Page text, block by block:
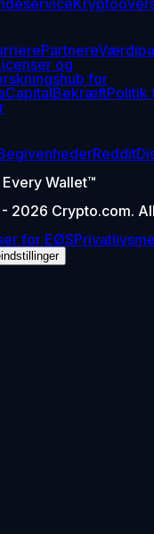
Partnere
og
for
CapitalBekræftPolitik
Reddit
Wallet™
2026 Crypto.com.
for EØS